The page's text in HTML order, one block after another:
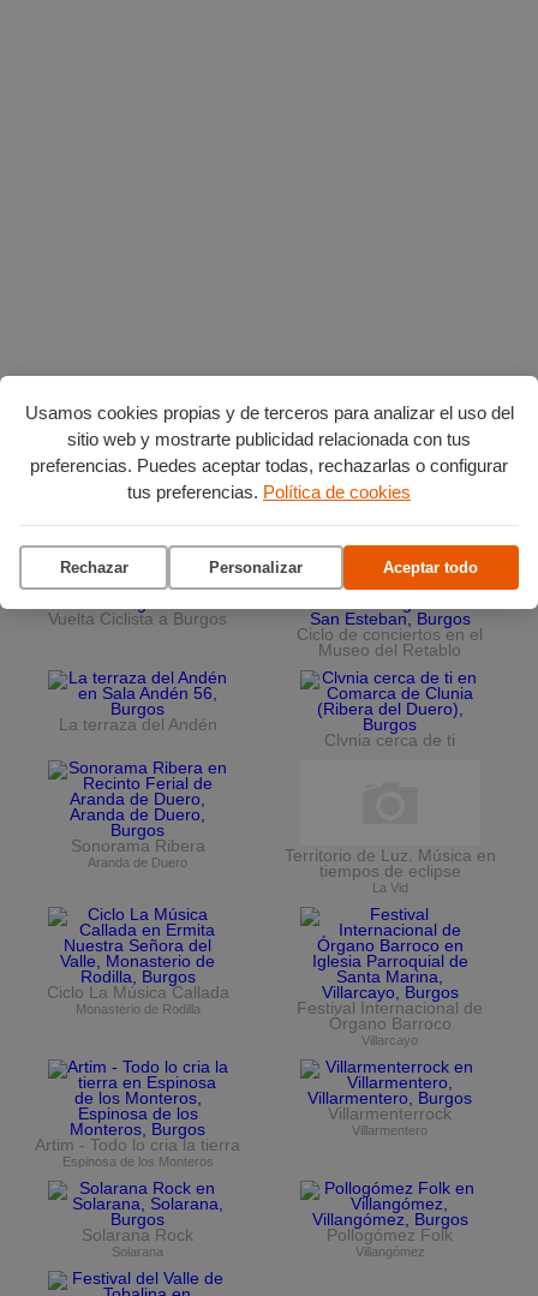
Usamos cookies propias y de terceros para analizar el uso del
sitio web y mostrarte publicidad relacionada con tus
preferencias. Puedes aceptar todas, rechazarlas o configurar
tus preferencias. Política de cookies
Rechazar Personalizar Aceptar todo
Planes en agostopor Burgos
Vuelta Ciclista a Burgos
Ciclo de conciertos en el
Museo del Retablo
La terraza del Andén
Clvnia cerca de ti
Sonorama Ribera
Aranda de Duero
Territorio de Luz. Música en
tiempos de eclipse
La Vid
Ciclo La Música Callada
Monasterio de Rodilla
Festival Internacional de
Órgano Barroco
Villarcayo
Artim - Todo lo cria la tierra
Espinosa de los Monteros
Villarmenterrock
Villarmentero
Solarana Rock
Solarana
Pollogómez Folk
Villangómez